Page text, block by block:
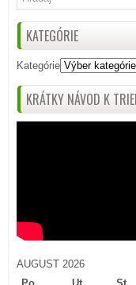
KATEGÓRIE
Kategórie
KRÁTKY NÁVOD K
AUGUST 2026